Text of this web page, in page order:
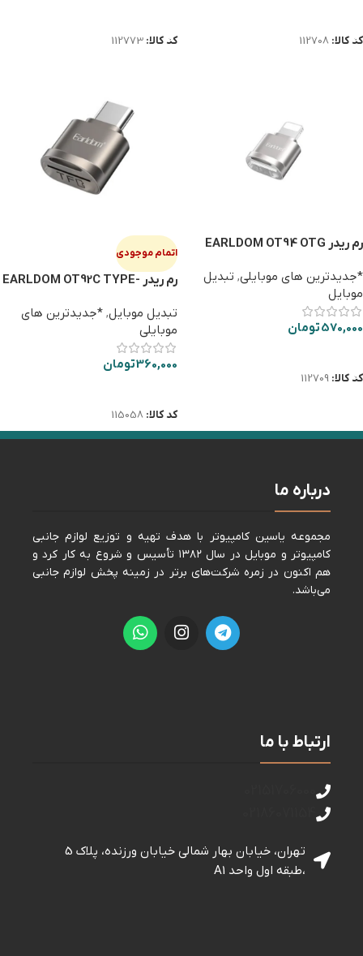
کد کالا: 112708
کد کالا: 112773
رم ریدر EARLDOM OT94 OTG
*جدیدترین های موبایلی, تبدیل
موبایل
570,000تومان
کد کالا: 112709
اتمام موجودی
رم ریدر EARLDOM OT92C TYPE-
تبدیل موبایل, *جدیدترین های
موبایلی
360,000تومان
کد کالا: 115058
درباره ما
مجموعه ياسين كامپيوتر با هدف تهيه و توزيع لوازم جانبی
كامپيوتر و موبايل در سال ١٣٨٢ تأسيس و شروع به كار كرد و
هم اكنون در زمره شركت‌های برتر در زمينه پخش لوازم جانبی
می‌باشد.
ارتباط با ما
تهران، خیابان بهار شمالی خيابان ورزنده، پلاک 5
،طبقه اول واحد A1